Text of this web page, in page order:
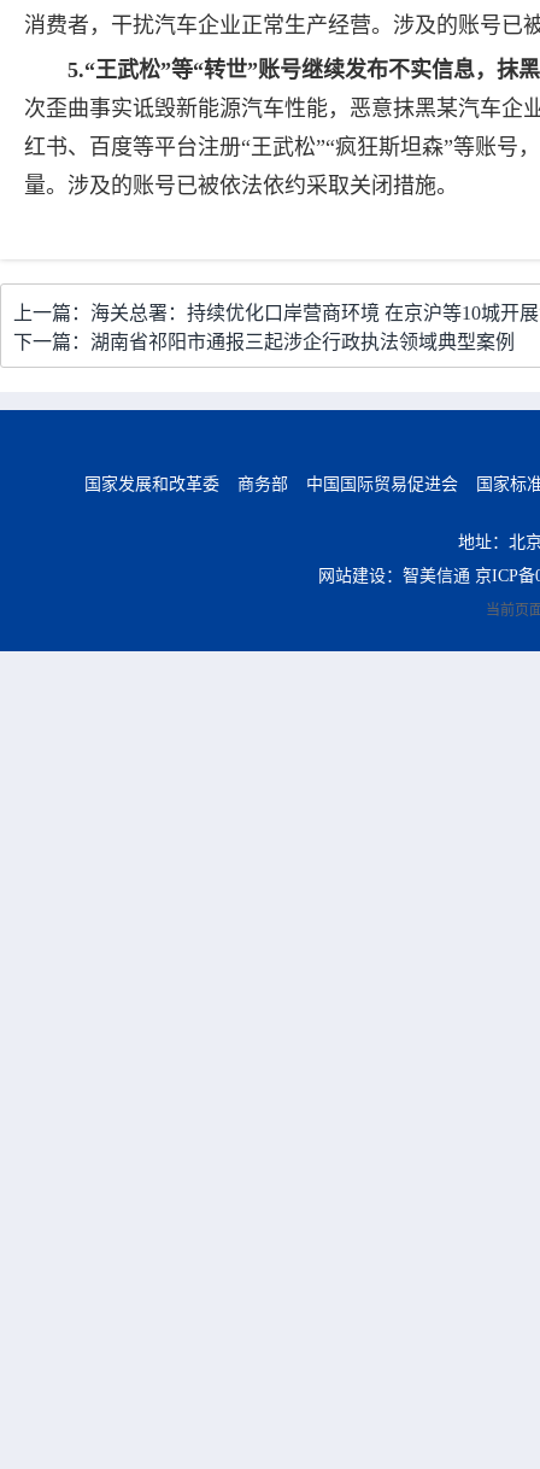
消费者，干扰汽车企业正常生产经营。涉及的账号已
5.“王武松”等“转世”账号继续发布不实信息，抹
次歪曲事实诋毁新能源汽车性能，恶意抹黑某汽车企
红书、百度等平台注册“王武松”“疯狂斯坦森”等账号
量。涉及的账号已被依法依约采取关闭措施。
上一篇：海关总署：持续优化口岸营商环境 在京沪等10城开
下一篇：湖南省祁阳市通报三起涉企行政执法领域典型案例
国家发展和改革委 商务部 中国国际贸易促进会 国家标
地址：北
网站建设：智美信通 京ICP备
当前页